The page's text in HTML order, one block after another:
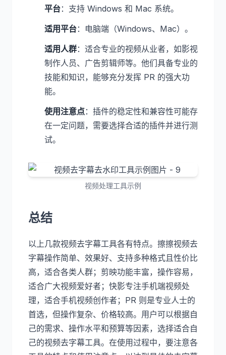
平台：支持 Windows 和 Mac 系统。
适用平台：电脑端（Windows、Mac）。
适用人群：适合专业的视频从业者，如影视
制作人员、广告剪辑师等。他们具备专业的
技能和知识，能够充分发挥 PR 的强大功
能。
使用注意点：插件的稳定性和兼容性可能存
在一定问题，需要选择合适的插件并进行测
试。
视频处理工具示例
总结
以上几款视频去字幕工具各有特点。擦擦视频去
字幕操作简单、效果好、支持多种格式且性价比
高，适合各类人群；剪映功能丰富，操作容易，
适合广大视频爱好者；快影专注手机端视频处
理，适合手机视频创作者；PR 则是专业人士的
首选，但操作复杂、价格较高。用户可以根据自
己的需求、操作水平和预算等因素，选择适合自
己的视频去字幕工具。在使用过程中，要注意各